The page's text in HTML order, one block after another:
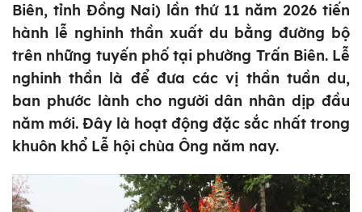
Biên, tỉnh Đồng Nai) lần thứ 11 năm 2026 tiến
hành lễ nghinh thần xuất du bằng đường bộ
trên những tuyến phố tại phường Trấn Biên. Lễ
nghinh thần là để đưa các vị thần tuần du,
ban phước lành cho người dân nhân dịp đầu
năm mới. Đây là hoạt động đặc sắc nhất trong
khuôn khổ Lễ hội chùa Ông năm nay.